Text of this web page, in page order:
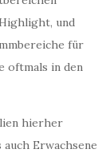
und
für
oftmals in den
hierher
Erwachsene